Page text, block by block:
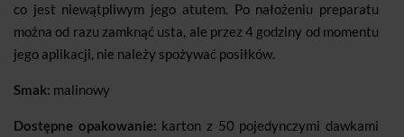
co jest niewątpliwym jego atutem. Po nałożeniu preparatu
można od razu zamknąć usta, ale przez 4 godziny od momentu
jego aplikacji, nie należy spożywać posiłków.
Smak: malinowy
Dostępne opakowanie: karton z 50 pojedynczymi dawkami